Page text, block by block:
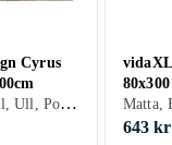
Cyrus
Matta, Bomull, Ull, Polyester, Grå, Beige, Rektangulär, Stora mattor
337941
Matta,
643 kr